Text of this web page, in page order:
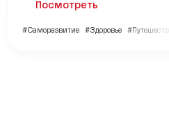
Посмотреть
#Саморазвитие #Здоровье